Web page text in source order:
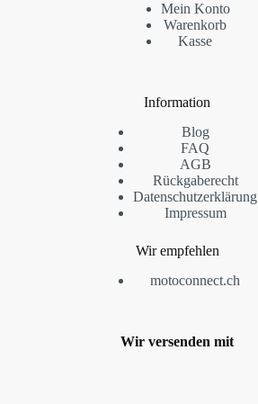
Mein Konto
Warenkorb
Kasse
Information
Blog
FAQ
AGB
Rückgaberecht
Datenschutzerklärung
Impressum
Wir empfehlen
motoconnect.ch
Wir versenden mit